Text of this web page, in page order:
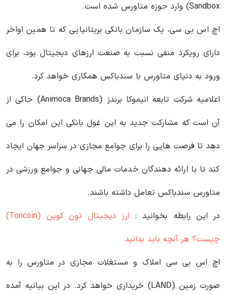
Sandbox) وارد حوزه متاورس شده است.
اچ‌ اس‌ بی‌ سی، یک سازمان بانکی بریتانیایی که تا همین اواخر
دارای رویکرد منفی نسبت به صنعت ارزهای دیجیتال بود، برای
ورود به دنیای متاورس با سندباکس همکاری خواهد کرد.
اعلامیه شرکت تابعه انیموکا برندز (Animoca Brands) حاکی از
آن است که مشارکت جدید به این غول بانکی این امکان را می‌
دهد تا فرصت‌ هایی را برای جوامع مجازی در سراسر جهان ایجاد
کند تا با ارائه‌ دهندگان خدمات مالی جهانی و جوامع ورزشی در
متاورس سندباکس تعامل داشته باشند.
در این رابطه بخوانید‌ :
ارز دیجیتال تون کوین (Toncoin)
چیست؟ هر آنچه باید بدانید
اچ‌ اس‌ بی‌ سی املاک و مستغلات مجازی در متاورس را به
صورت زمین (LAND) خریداری خواهد کرد. در این بیانیه آمده